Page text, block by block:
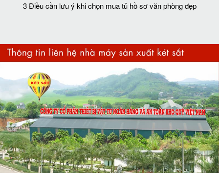
3 Điều cần lưu ý khi chọn mua tủ hồ sơ văn phòng đẹp